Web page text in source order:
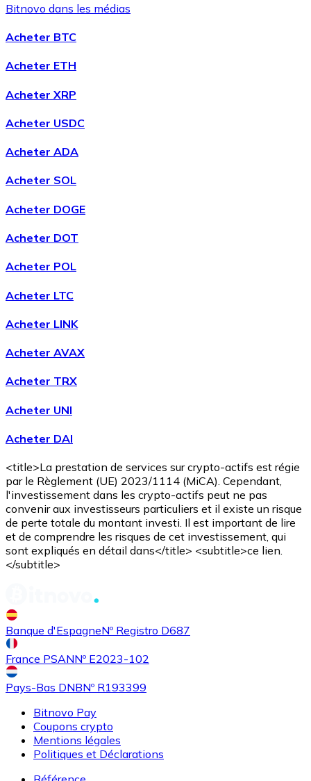
Bitnovo dans les médias
Acheter BTC
Acheter ETH
Acheter XRP
Acheter USDC
Acheter ADA
Acheter SOL
Acheter DOGE
Acheter DOT
Acheter POL
Acheter LTC
Acheter LINK
Acheter AVAX
Acheter TRX
Acheter UNI
Acheter DAI
<title>La prestation de services sur crypto-actifs est régie
par le Règlement (UE) 2023/1114 (MiCA). Cependant,
l'investissement dans les crypto-actifs peut ne pas
convenir aux investisseurs particuliers et il existe un risque
de perte totale du montant investi. Il est important de lire
et de comprendre les risques de cet investissement, qui
sont expliqués en détail dans</title> <subtitle>ce lien.
</subtitle>
Banque d'EspagneNº Registro D687
France PSANNº E2023-102
Pays-Bas DNBNº R193399
Bitnovo Pay
Coupons crypto
Mentions légales
Politiques et Déclarations